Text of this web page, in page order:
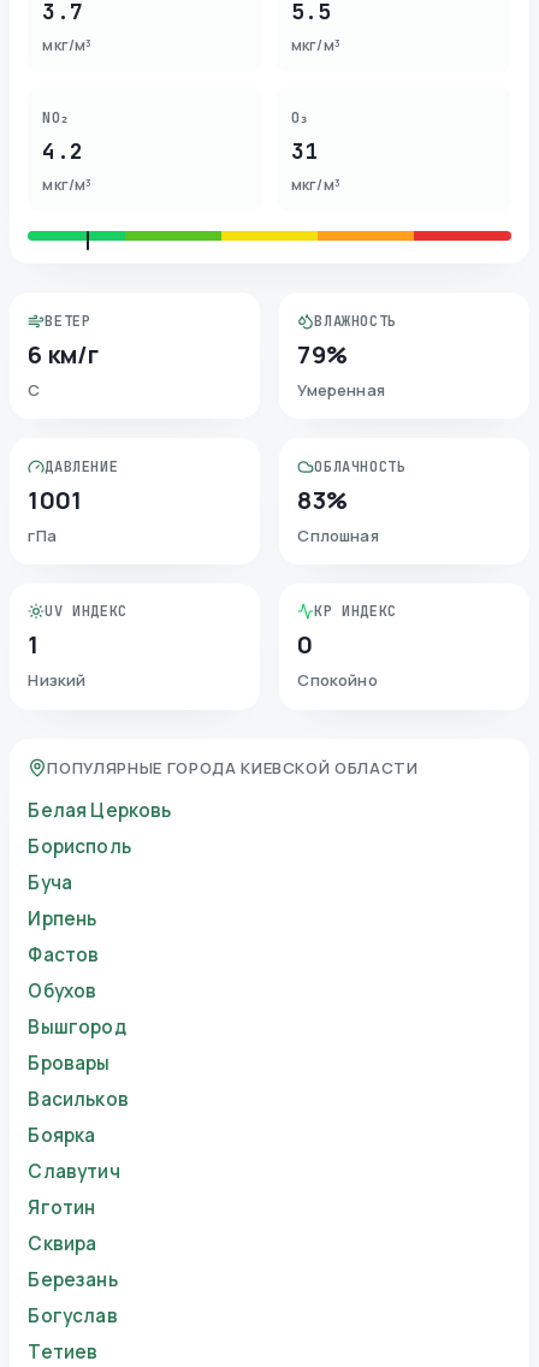
3.7
мкг/м³
5.5
мкг/м³
NO₂
4.2
мкг/м³
O₃
31
мкг/м³
ВЕТЕР
6 км/г
С
ВЛАЖНОСТЬ
79%
Умеренная
ДАВЛЕНИЕ
1001
гПа
ОБЛАЧНОСТЬ
83%
Сплошная
UV ИНДЕКС
1
Низкий
KP ИНДЕКС
0
Спокойно
ПОПУЛЯРНЫЕ ГОРОДА КИЕВСКОЙ ОБЛАСТИ
Белая Церковь
Борисполь
Буча
Ирпень
Фастов
Обухов
Вышгород
Бровары
Васильков
Боярка
Славутич
Яготин
Сквира
Березань
Богуслав
Тетиев